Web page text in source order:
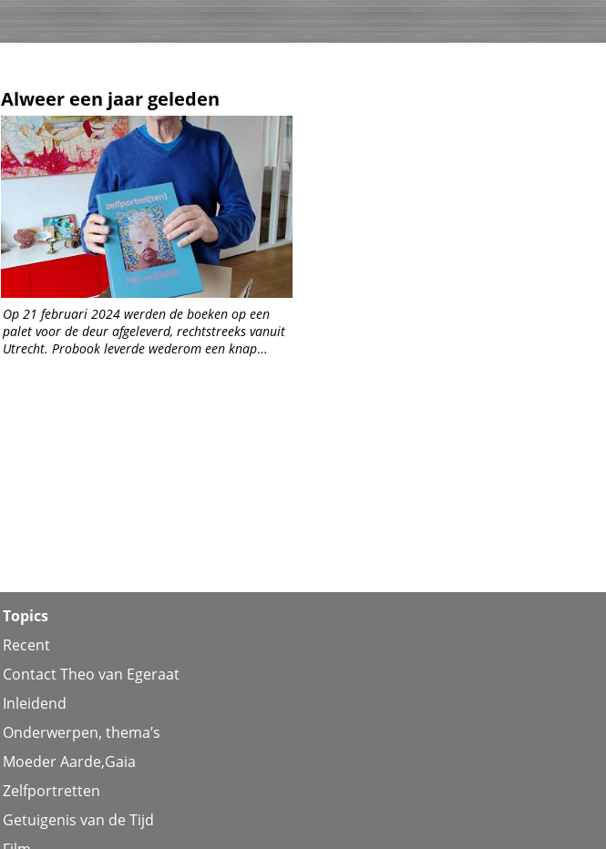
Alweer een jaar geleden
Op 21 februari 2024 werden de boeken op een
palet voor de deur afgeleverd, rechtstreeks vanuit
Utrecht. Probook leverde wederom een knap
Topics
Recent
Contact Theo van Egeraat
Inleidend
Onderwerpen, thema’s
Moeder Aarde,Gaia
Zelfportretten
Getuigenis van de Tijd